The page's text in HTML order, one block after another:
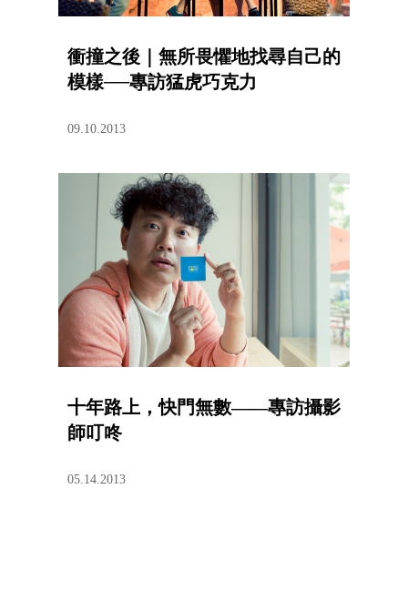
衝撞之後｜無所畏懼地找尋自己的
模樣──專訪猛虎巧克力
09.10.2013
十年路上，快門無數——專訪攝影
師叮咚
05.14.2013